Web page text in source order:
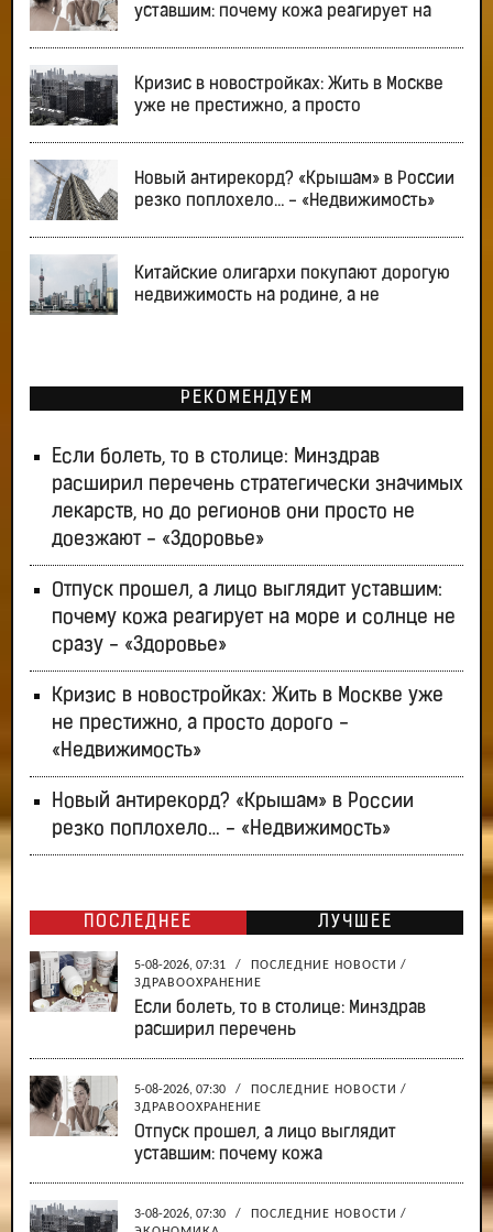
уставшим: почему кожа реагирует на
Кризис в новостройках: Жить в Москве
уже не престижно, а просто
Новый антирекорд? «Крышам» в России
резко поплохело… - «Недвижимость»
Китайские олигархи покупают дорогую
недвижимость на родине, а не
РЕКОМЕНДУЕМ
Если болеть, то в столице: Минздрав
расширил перечень стратегически значимых
лекарств, но до регионов они просто не
доезжают - «Здоровье»
Отпуск прошел, а лицо выглядит уставшим:
почему кожа реагирует на море и солнце не
сразу - «Здоровье»
Кризис в новостройках: Жить в Москве уже
не престижно, а просто дорого -
«Недвижимость»
Новый антирекорд? «Крышам» в России
резко поплохело… - «Недвижимость»
ПОСЛЕДНЕЕ ЛУЧШЕЕ
5-08-2026, 07:31 / ПОСЛЕДНИЕ НОВОСТИ /
ЗДРАВООХРАНЕНИЕ
Если болеть, то в столице: Минздрав
расширил перечень
5-08-2026, 07:30 / ПОСЛЕДНИЕ НОВОСТИ /
ЗДРАВООХРАНЕНИЕ
Отпуск прошел, а лицо выглядит
уставшим: почему кожа
3-08-2026, 07:30 / ПОСЛЕДНИЕ НОВОСТИ /